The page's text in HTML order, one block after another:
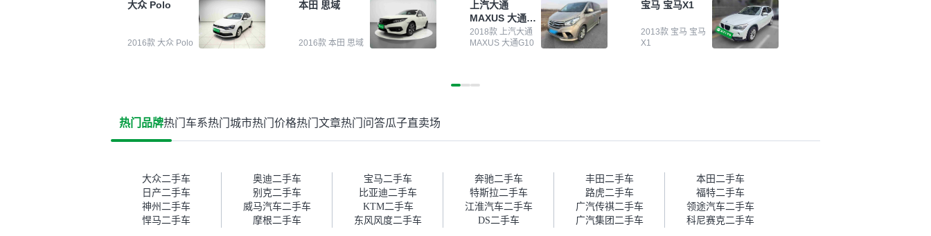
象吧。一开始买二手车的时候，
我确实有担心过事故车、泡水车
这些问题。瓜子的检测报告其实
并不能完全打消顾虑，因为我也
果跟你们的报告是符合的，所以
这次车况没问题。购车流程挺快
车。去之前我提前跟交接人员说
好，到了之后要当着我的面再做
一次复检，你们也安排了师傅，
服务可以，速度很快。体验下来
自营车的感觉是要比个人车好一
大众 Polo
2016款 大众 Polo
外面买车全凭卖家一张嘴，不敢
买。我买了本田思域，白色，过
户次数少，公里数符合，虽然价
格比我心理预期略高一点，但瓜
价格比车商那便宜，车况也有检
本田 思域
2016款 本田 思域
成，但APP一直留着。瓜子毕竟
是大平台，整体印象还好。我最
终买了一台上汽大通，18年的
车，公里数9万多，符合我的要
捷，其他平台的分期需要到当地
障。”
上汽大通
MAXUS 大通
G10
2018款 上汽大通
MAXUS 大通G10
可靠。我买的是宝马X1，主要看
中它的价格和公里数比较合适。
另外，瓜子承诺无火烧、无事
故、无泡水、无调表，在平台自
帮我谈价。自营车我讲过价，最
后是通过花一块钱买优惠券的方
式，便宜了800块钱成交。”
宝马 宝马X1
2013款 宝马 宝马
X1
热门品牌热门车系热门城市热门价格热门文章热门问答瓜子直卖场
大众二手车 奥迪二手车 宝马二手车 奔驰二手车 丰田二手车
本田二手车
日产二手车
别克二手车 比亚迪二手车 特斯拉二手车 路虎二手车
福特二手车
神州二手车
威马汽车二手车 KTM二手车 江淮汽车二手车 广汽传祺二手车
领途汽车二手车
悍马二手车
摩根二手车 东风风度二手车 DS二手车 广汽集团二手车 科尼赛克二手车